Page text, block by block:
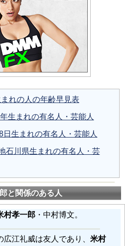
れの人の年齢早見表
生まれの有名人・芸能人
生まれの有名人・芸能人
石川県生まれの有名人・芸
と関係のある人
村孝一郎 ・中村博文。
広江礼威は友人であり、 米村